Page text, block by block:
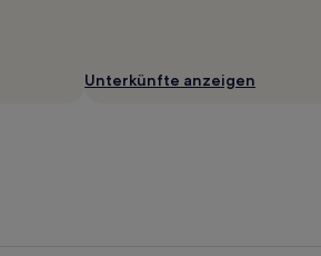
Unterkünfte anzeigen